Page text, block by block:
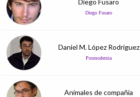
Diego Fusaro
Diego Fusaro
Daniel M. López Rodríguez
Posmodernia
Animales de compañía